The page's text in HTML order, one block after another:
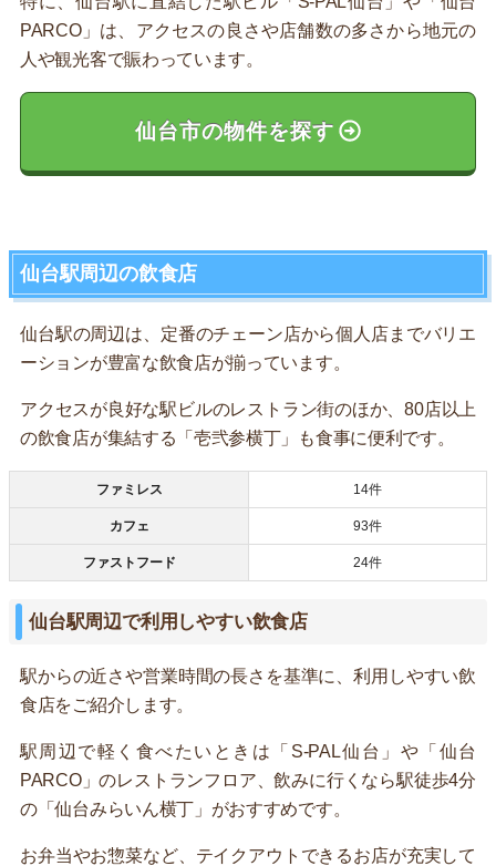
PARCO」は、アクセスの良さや店舗数の多さから地元の
人や観光客で賑わっています。
仙台市の物件を探す
仙台駅周辺の飲食店
仙台駅の周辺は、定番のチェーン店から個人店までバリエ
ーションが豊富な飲食店が揃っています。
アクセスが良好な駅ビルのレストラン街のほか、80店以上
の飲食店が集結する「壱弐参横丁」も食事に便利です。
ファミレス 14件
カフェ 93件
ファストフード 24件
仙台駅周辺で利用しやすい飲食店
駅からの近さや営業時間の長さを基準に、利用しやすい飲
食店をご紹介します。
駅周辺で軽く食べたいときは「S-PAL仙台」や「仙台
PARCO」のレストランフロア、飲みに行くなら駅徒歩4分
の「仙台みらいん横丁」がおすすめです。
お弁当やお惣菜など、テイクアウトできるお店が充実して